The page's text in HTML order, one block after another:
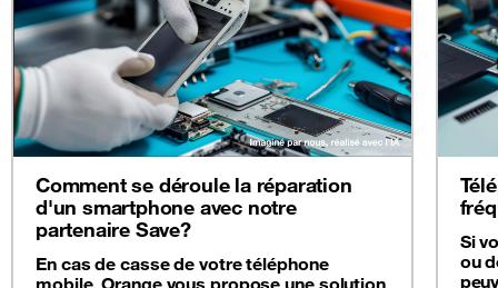
Comment se déroule la réparation
d'un smartphone avec notre
partenaire Save?
En cas de casse de votre téléphone
mobile, Orange vous propose une solution
Si
ou